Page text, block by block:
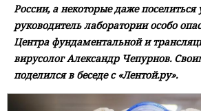
России, а некоторые даже поселиться
руководитель лаборатории особо
Центра фундаментальной и
вирусолог Александр Чепурнов.
поделился в беседе с «Лентой.ру».